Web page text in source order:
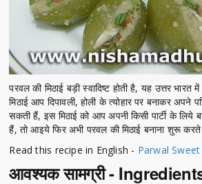
परवल की मिठाई बड़ी स्वादिष्ट होती है, यह उत्तर
मिठाई आप दिपावली, होली के त्योहार पर बनाकर अपने
सकती हैं, इस मिठाई को आप अपनी किसी पार्टी के लिये
हैं, तो आइये फिर अभी परवल की मिठाई बनाना शुरू करते
Read this recipe in English - Parwal
आवश्यक सामग्री -